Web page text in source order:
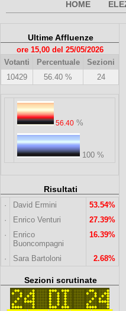
HOME
Ultime Affluenze
ore 15,00 del 25/05/2026
Votanti
Percentuale
Sezioni
10429
56.40 % 24
56.40 %
100 %
Risultati
· David Ermini
53.54%
·
Enrico Venturi
27.39%
·
Enrico
Buoncompagni
16.39%
· Sara Bartoloni 2.68%
Sezioni scrutinate